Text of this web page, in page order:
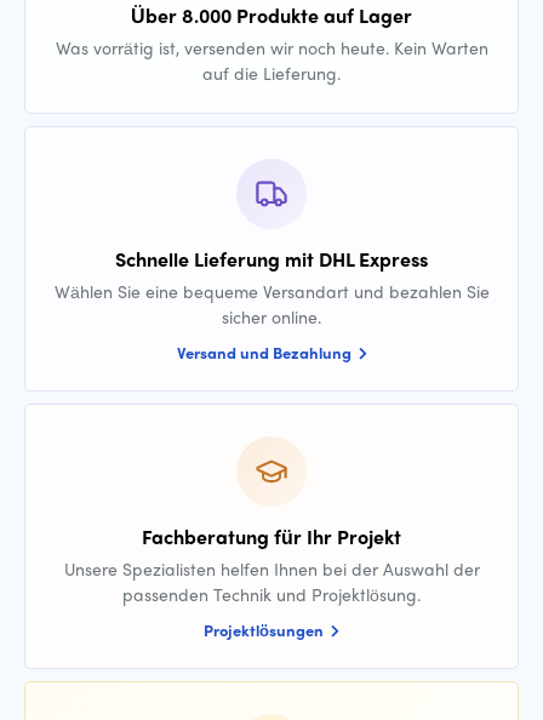
Über 8.000 Produkte auf Lager
Was vorrätig ist, versenden wir noch heute. Kein Warten
auf die Lieferung.
Schnelle Lieferung mit DHL Express
Wählen Sie eine bequeme Versandart und bezahlen Sie
sicher online.
Versand und Bezahlung
Fachberatung für Ihr Projekt
Unsere Spezialisten helfen Ihnen bei der Auswahl der
passenden Technik und Projektlösung.
Projektlösungen